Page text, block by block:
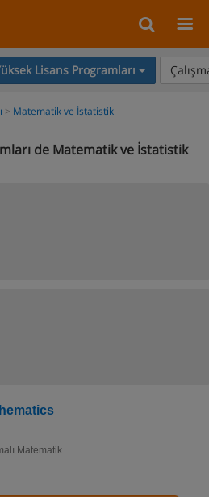
Lisans Programları
Matematik ve İstatistik
de Matematik ve İstatistik
Matematik